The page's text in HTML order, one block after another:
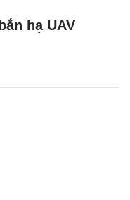
hạ UAV